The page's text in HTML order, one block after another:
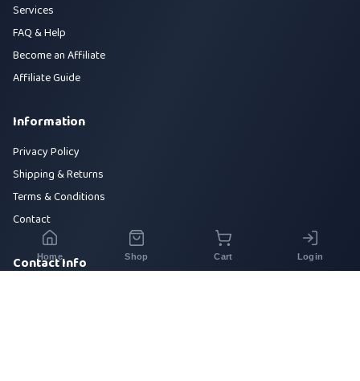
Services
FAQ & Help
Become an Affiliate
Affiliate Guide
Information
Privacy Policy
Shipping & Returns
Terms & Conditions
Contact
Contact Info
Home Shop Cart Login